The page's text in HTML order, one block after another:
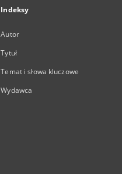
Indeksy
Autor
Tytuł
Temat i słowa kluczowe
Wydawca